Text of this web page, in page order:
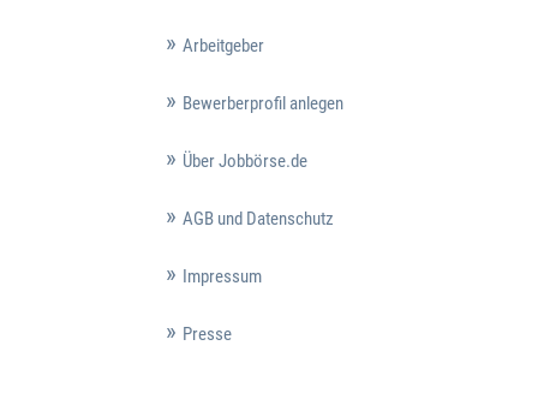
Arbeitgeber
Bewerberprofil anlegen
Über Jobbörse.de
AGB und Datenschutz
Impressum
Presse